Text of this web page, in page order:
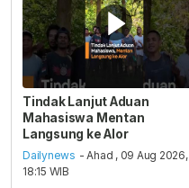
Tindak Lanjut Aduan
Mahasiswa Mentan
Langsung ke Alor
Dailynews - Ahad , 09 Aug 2026,
18:15 WIB